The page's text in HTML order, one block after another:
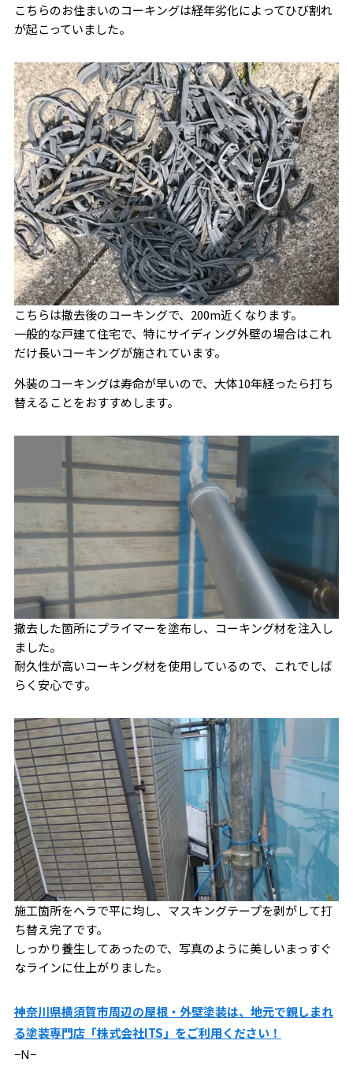
こちらのお住まいのコーキングは経年劣化によってひび割れ
が起こっていました。
こちらは撤去後のコーキングで、200m近くなります。
一般的な戸建て住宅で、特にサイディング外壁の場合はこれ
だけ長いコーキングが施されています。
外装のコーキングは寿命が早いので、大体10年経ったら打ち
替えることをおすすめします。
撤去した箇所にプライマーを塗布し、コーキング材を注入し
ました。
耐久性が高いコーキング材を使用しているので、これでしば
らく安心です。
施工箇所をヘラで平に均し、マスキングテープを剥がして打
ち替え完了です。
しっかり養生してあったので、写真のように美しいまっすぐ
なラインに仕上がりました。
神奈川県横須賀市周辺の屋根・外壁塗装は、地元で親しまれ
る塗装専門店「株式会社ITS」をご利用ください！
−N−